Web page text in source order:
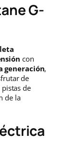
G-
con
generación,
de
de
de la